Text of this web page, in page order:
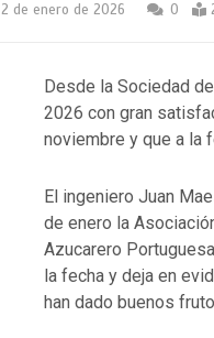
2 de enero de 2026 0
Desde la Sociedad
2026 con gran
noviembre y que a la
El ingeniero Juan
de enero la
Azucarero
la fecha y deja en
han dado buenos